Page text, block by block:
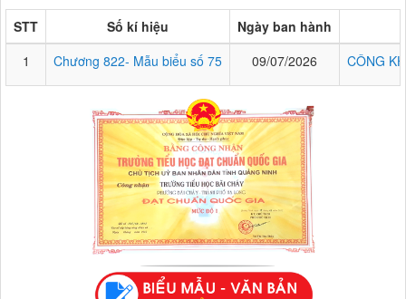
STT Số kí hiệu
Ngày ban hành
1
Chương 822- Mẫu biểu số 75 09/07/2026 CÔNG
Chương 822- Mẫu biểu số 75
CÔNG KHAI THỰC HIỆN THU-CHI NGÂN SÁCH 6 THÁNG NĂM